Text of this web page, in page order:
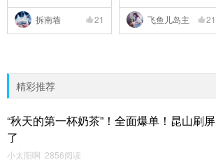
拆南墙 21
..
飞鱼儿岛主
21
精彩推荐
“秋天的第一杯奶茶”！全面爆单！昆山刷屏
了
小太阳啊 2856阅读